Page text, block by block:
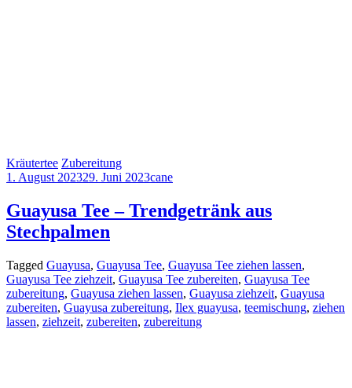
Kräutertee Zubereitung
1. August 202329. Juni 2023cane
Guayusa Tee – Trendgetränk aus
Stechpalmen
Tagged Guayusa, Guayusa Tee, Guayusa Tee ziehen lassen,
Guayusa Tee ziehzeit, Guayusa Tee zubereiten, Guayusa Tee
zubereitung, Guayusa ziehen lassen, Guayusa ziehzeit, Guayusa
zubereiten, Guayusa zubereitung, Ilex guayusa, teemischung, ziehen
lassen, ziehzeit, zubereiten, zubereitung